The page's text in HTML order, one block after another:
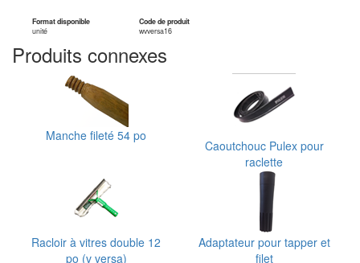
Format disponible
Code de produit
unité
wvversa16
Produits connexes
Manche fileté 54 po
Caoutchouc Pulex pour
raclette
Racloir à vitres double 12
po (v versa)
Adaptateur pour tapper et
filet